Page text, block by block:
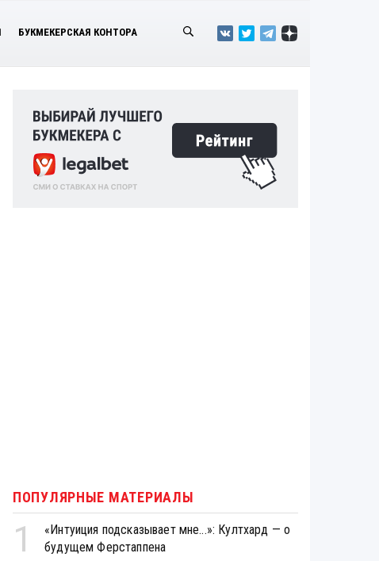
БУКМЕКЕРСКАЯ КОНТОРА
ПОПУЛЯРНЫЕ МАТЕРИАЛЫ
1
«Интуиция подсказывает мне...»: Култхард — о
будущем Ферстаппена